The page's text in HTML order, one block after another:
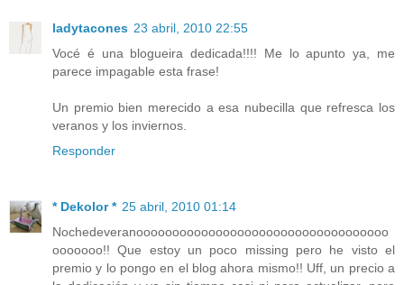
ladytacones 23 abril, 2010 22:55
Vocé é una blogueira dedicada!!!! Me lo apunto ya, me
parece impagable esta frase!
Un premio bien merecido a esa nubecilla que refresca los
veranos y los inviernos.
Responder
* Dekolor * 25 abril, 2010 01:14
Nochedeveranooooooooooooooooooooooooooooooooooo
ooooooo!! Que estoy un poco missing pero he visto el
premio y lo pongo en el blog ahora mismo!! Uff, un precio a